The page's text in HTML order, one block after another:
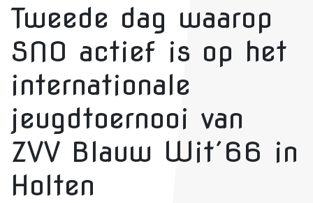
Tweede dag waarop
SNO actief is op het
internationale
jeugdtoernooi van
ZVV Blauw Wit´66 in
Holten